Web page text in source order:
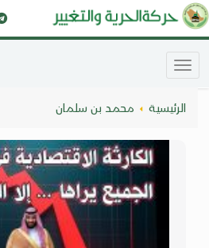
الرئيسية محمد بن سلمان